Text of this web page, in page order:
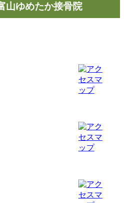
山ゆめたか接骨院